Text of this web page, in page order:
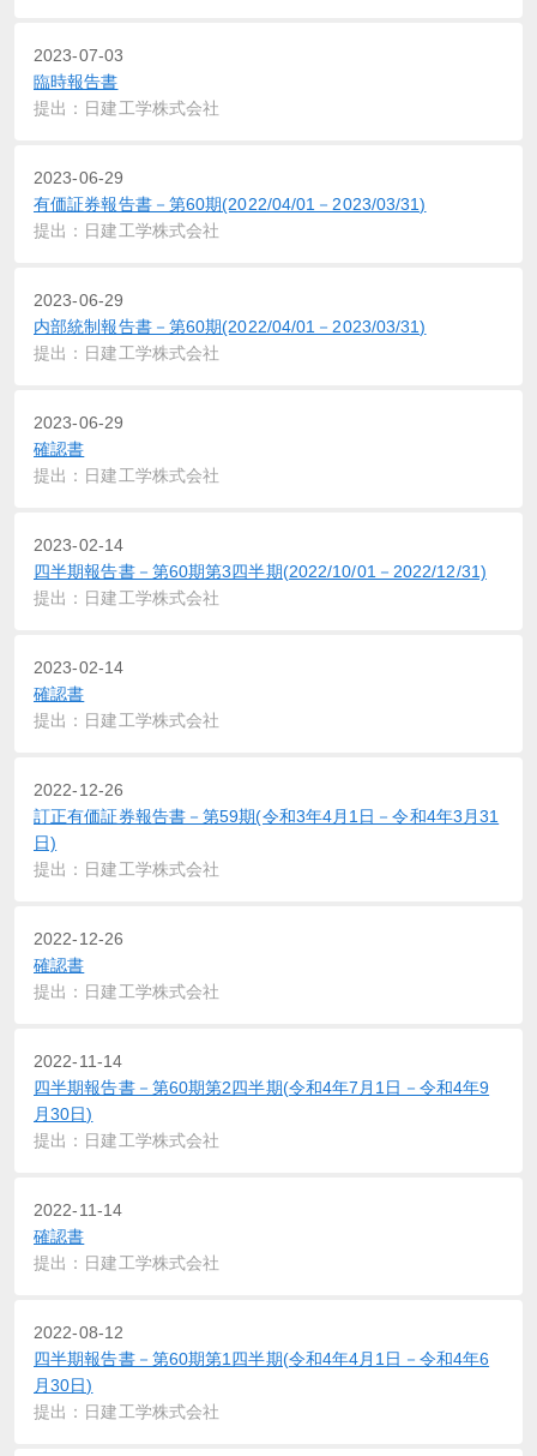
2023-07-03
臨時報告書
提出：日建工学株式会社
2023-06-29
有価証券報告書－第60期(2022/04/01－2023/03/31)
提出：日建工学株式会社
2023-06-29
内部統制報告書－第60期(2022/04/01－2023/03/31)
提出：日建工学株式会社
2023-06-29
確認書
提出：日建工学株式会社
2023-02-14
四半期報告書－第60期第3四半期(2022/10/01－2022/12/31)
提出：日建工学株式会社
2023-02-14
確認書
提出：日建工学株式会社
2022-12-26
訂正有価証券報告書－第59期(令和3年4月1日－令和4年3月31
日)
提出：日建工学株式会社
2022-12-26
確認書
提出：日建工学株式会社
2022-11-14
四半期報告書－第60期第2四半期(令和4年7月1日－令和4年9
月30日)
提出：日建工学株式会社
2022-11-14
確認書
提出：日建工学株式会社
2022-08-12
四半期報告書－第60期第1四半期(令和4年4月1日－令和4年6
月30日)
提出：日建工学株式会社